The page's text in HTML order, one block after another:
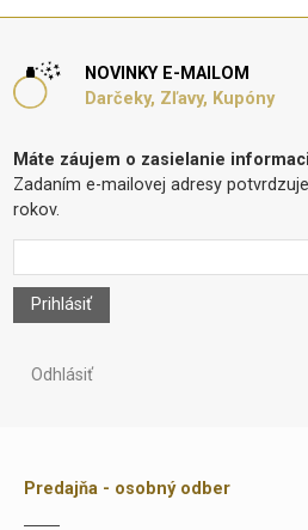
NOVINKY E-MAILOM
Darčeky, Zľavy, Kupóny
Máte záujem o zasielanie
Zadaním e-mailovej adresy
rokov.
Prihlásiť
Odhlásiť
Predajňa - osobný odber